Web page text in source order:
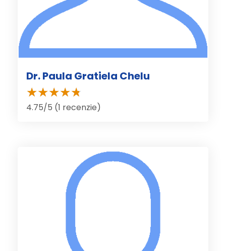
Dr. Paula Gratiela Chelu
4.75/5 (1 recenzie)